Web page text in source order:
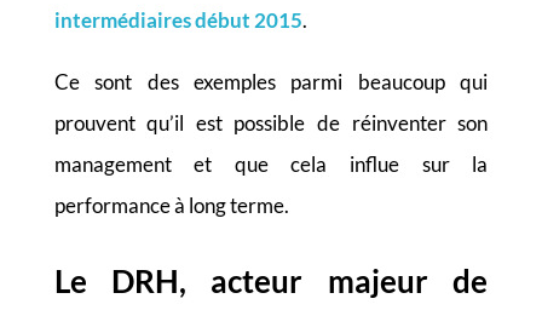
intermédiaires début 2015.
Ce sont des exemples parmi beaucoup qui
prouvent qu’il est possible de réinventer son
management et que cela influe sur la
performance à long terme.
Le DRH, acteur majeur de